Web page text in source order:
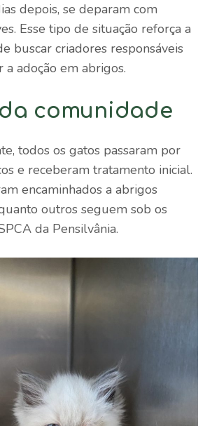
depois, se deparam com
Esse tipo de situação reforça a
buscar criadores responsáveis
a adoção em abrigos.
comunidade
todos os gatos passaram por
e receberam tratamento inicial.
encaminhados a abrigos
outros seguem sob os
da Pensilvânia.